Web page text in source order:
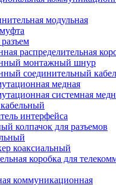
модульная
распределительная
монтажный шнур
соединительный
медная
системная
интерфейса
колпачок для разъемов
коаксиальный
коробка для
коммуникационная